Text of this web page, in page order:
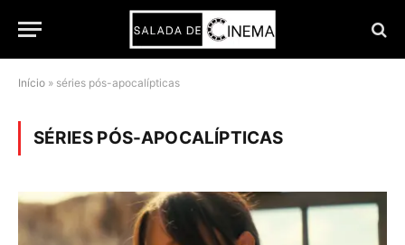
Início » séries pós-apocalípticas
SÉRIES PÓS-APOCALÍPTICAS